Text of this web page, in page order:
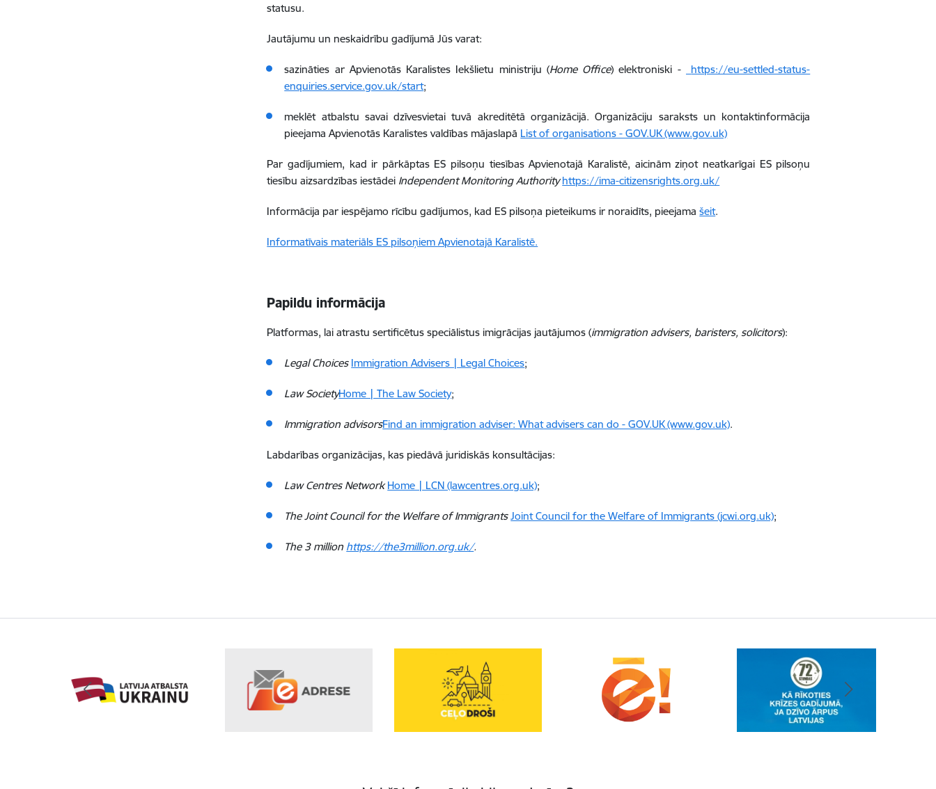
statusu.
Jautājumu un neskaidrību gadījumā Jūs varat:
sazināties ar Apvienotās Karalistes Iekšlietu ministriju (Home Office) elektroniski -
https://eu-settled-status-
enquiries.service.gov.uk/start;
meklēt atbalstu savai dzīvesvietai tuvā akreditētā organizācijā. Organizāciju saraksts un kontaktinformācija
pieejama Apvienotās Karalistes valdības mājaslapā List of organisations - GOV.UK (www.gov.uk)
Par gadījumiem, kad ir pārkāptas ES pilsoņu tiesības Apvienotajā Karalistē, aicinām ziņot neatkarīgai ES pilsoņu
tiesību aizsardzības iestādei Independent Monitoring Authority https://ima-citizensrights.org.uk/
Informācija par iespējamo rīcību gadījumos, kad ES pilsoņa pieteikums ir noraidīts, pieejamašeit.
Informatīvais materiāls ES pilsoņiem Apvienotajā Karalistē.
Papildu informācija
Platformas, lai atrastu sertificētus speciālistus imigrācijas jautājumos (immigration advisers, baristers, solicitors):
Legal Choices Immigration Advisers | Legal Choices;
Law SocietyHome | The Law Society;
Immigration advisorsFind an immigration adviser: What advisers can do - GOV.UK (www.gov.uk).
Labdarības organizācijas, kas piedāvā juridiskās konsultācijas:
Law Centres NetworkHome | LCN (lawcentres.org.uk);
The Joint Council for the Welfare of ImmigrantsJoint Council for the Welfare of Immigrants (jcwi.org.uk);
The 3 million https://the3million.org.uk/.